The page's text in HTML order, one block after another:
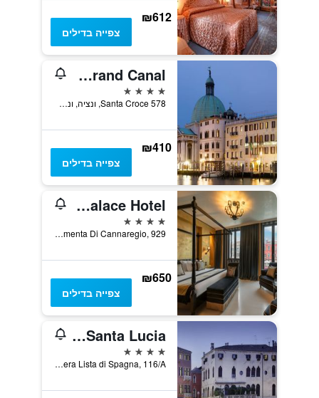
₪612
צפייה בדילים
Hotel Carlton On The Grand Canal
4 כוכבים
Santa Croce 578, ונציה, ונטו, איטליה
₪410
צפייה בדילים
Carnival Palace Hotel
4 כוכבים
Fondamenta Di Cannaregio, 929, ונציה, ונטו, איטליה
₪650
צפייה בדילים
NH Venezia Santa Lucia
4 כוכבים
Rio Tera Lista di Spagna, 116/A, ונציה, ונטו, איטליה